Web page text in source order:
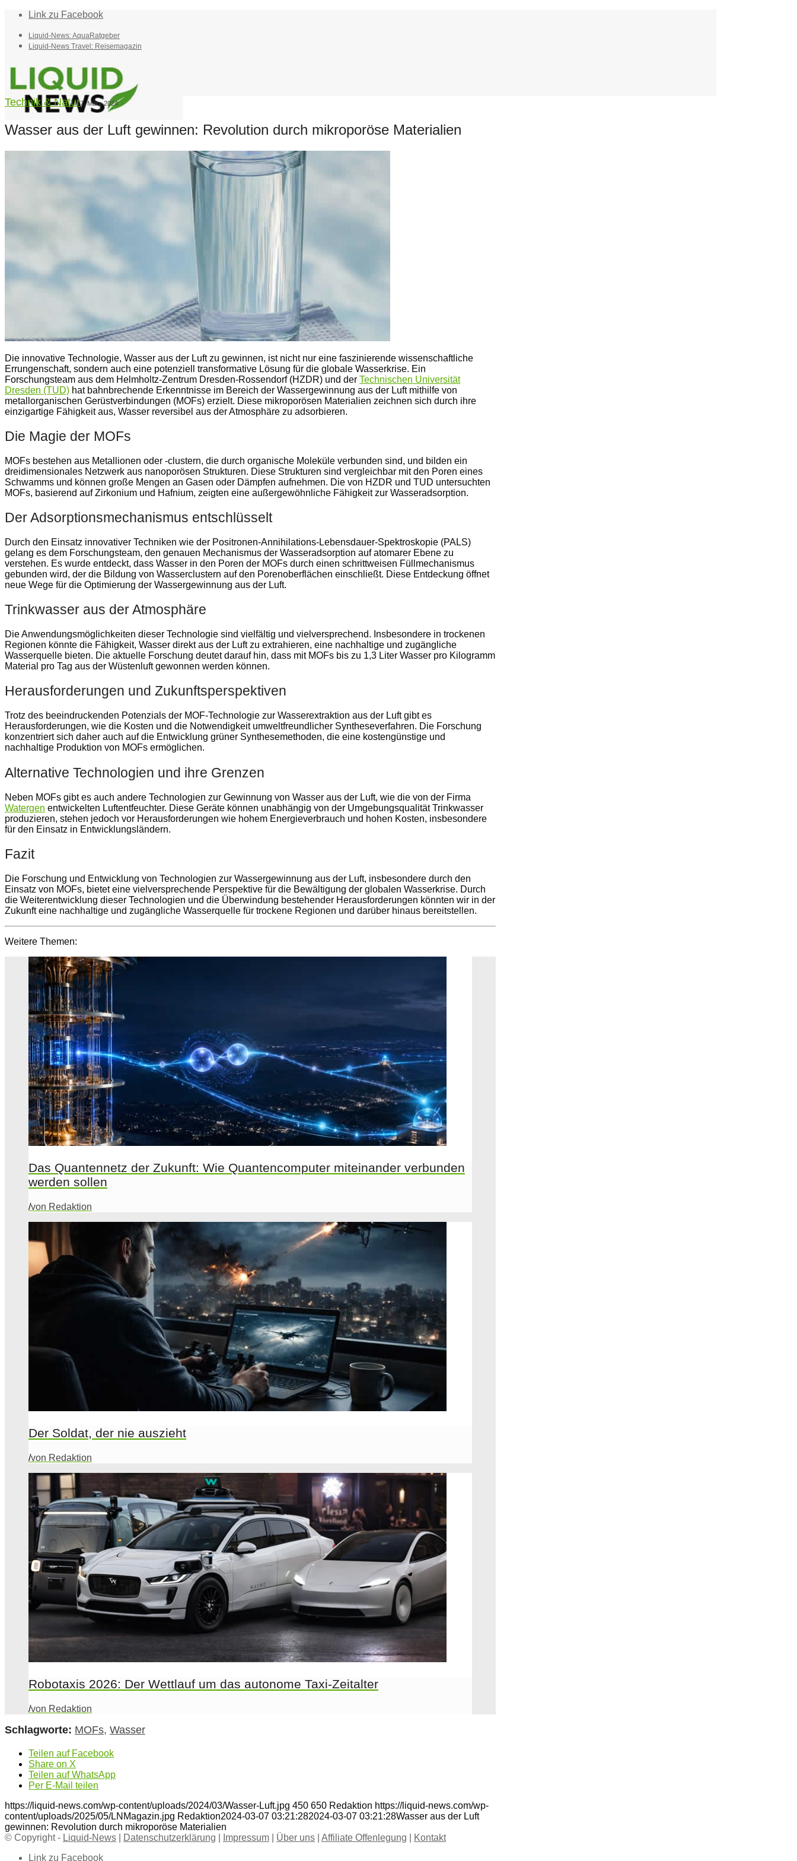
Link zu Facebook
Liquid-News: AquaRatgeber
Liquid-News Travel: Reisemagazin
Technik & Natur7. März 2024
Wasser aus der Luft gewinnen: Revolution durch mikroporöse Materialien
Die innovative Technologie, Wasser aus der Luft zu gewinnen, ist nicht nur eine faszinierende wissenschaftliche
Errungenschaft, sondern auch eine potenziell transformative Lösung für die globale Wasserkrise. Ein
Forschungsteam aus dem Helmholtz-Zentrum Dresden-Rossendorf (HZDR) und der Technischen Universität
Dresden (TUD) hat bahnbrechende Erkenntnisse im Bereich der Wassergewinnung aus der Luft mithilfe von
metallorganischen Gerüstverbindungen (MOFs) erzielt. Diese mikroporösen Materialien zeichnen sich durch ihre
einzigartige Fähigkeit aus, Wasser reversibel aus der Atmosphäre zu adsorbieren.
Die Magie der MOFs
MOFs bestehen aus Metallionen oder -clustern, die durch organische Moleküle verbunden sind, und bilden ein
dreidimensionales Netzwerk aus nanoporösen Strukturen. Diese Strukturen sind vergleichbar mit den Poren eines
Schwamms und können große Mengen an Gasen oder Dämpfen aufnehmen. Die von HZDR und TUD untersuchten
MOFs, basierend auf Zirkonium und Hafnium, zeigten eine außergewöhnliche Fähigkeit zur Wasseradsorption.
Der Adsorptionsmechanismus entschlüsselt
Durch den Einsatz innovativer Techniken wie der Positronen-Annihilations-Lebensdauer-Spektroskopie (PALS)
gelang es dem Forschungsteam, den genauen Mechanismus der Wasseradsorption auf atomarer Ebene zu
verstehen. Es wurde entdeckt, dass Wasser in den Poren der MOFs durch einen schrittweisen Füllmechanismus
gebunden wird, der die Bildung von Wasserclustern auf den Porenoberflächen einschließt. Diese Entdeckung öffnet
neue Wege für die Optimierung der Wassergewinnung aus der Luft.
Trinkwasser aus der Atmosphäre
Die Anwendungsmöglichkeiten dieser Technologie sind vielfältig und vielversprechend. Insbesondere in trockenen
Regionen könnte die Fähigkeit, Wasser direkt aus der Luft zu extrahieren, eine nachhaltige und zugängliche
Wasserquelle bieten. Die aktuelle Forschung deutet darauf hin, dass mit MOFs bis zu 1,3 Liter Wasser pro Kilogramm
Material pro Tag aus der Wüstenluft gewonnen werden können.
Herausforderungen und Zukunftsperspektiven
Trotz des beeindruckenden Potenzials der MOF-Technologie zur Wasserextraktion aus der Luft gibt es
Herausforderungen, wie die Kosten und die Notwendigkeit umweltfreundlicher Syntheseverfahren. Die Forschung
konzentriert sich daher auch auf die Entwicklung grüner Synthesemethoden, die eine kostengünstige und
nachhaltige Produktion von MOFs ermöglichen.
Alternative Technologien und ihre Grenzen
Neben MOFs gibt es auch andere Technologien zur Gewinnung von Wasser aus der Luft, wie die von der Firma
Watergen entwickelten Luftentfeuchter. Diese Geräte können unabhängig von der Umgebungsqualität Trinkwasser
produzieren, stehen jedoch vor Herausforderungen wie hohem Energieverbrauch und hohen Kosten, insbesondere
für den Einsatz in Entwicklungsländern.
Fazit
Die Forschung und Entwicklung von Technologien zur Wassergewinnung aus der Luft, insbesondere durch den
Einsatz von MOFs, bietet eine vielversprechende Perspektive für die Bewältigung der globalen Wasserkrise. Durch
die Weiterentwicklung dieser Technologien und die Überwindung bestehender Herausforderungen könnten wir in der
Zukunft eine nachhaltige und zugängliche Wasserquelle für trockene Regionen und darüber hinaus bereitstellen.
Weitere Themen:
Das Quantennetz der Zukunft: Wie Quantencomputer miteinander verbunden
werden sollen
/von Redaktion
Der Soldat, der nie auszieht
/von Redaktion
Robotaxis 2026: Der Wettlauf um das autonome Taxi-Zeitalter
/von Redaktion
Schlagworte: MOFs, Wasser
Teilen auf Facebook
Share on X
Teilen auf WhatsApp
Per E-Mail teilen
https://liquid-news.com/wp-content/uploads/2024/03/Wasser-Luft.jpg 450 650 Redaktion https://liquid-news.com/wp-
content/uploads/2025/05/LNMagazin.jpg Redaktion2024-03-07 03:21:282024-03-07 03:21:28Wasser aus der Luft
gewinnen: Revolution durch mikroporöse Materialien
© Copyright - Liquid-News Datenschutzerklärung Impressum Über uns Affiliate Offenlegung
Kontakt
Link zu Facebook